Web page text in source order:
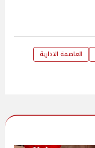
العاصمة الادارية